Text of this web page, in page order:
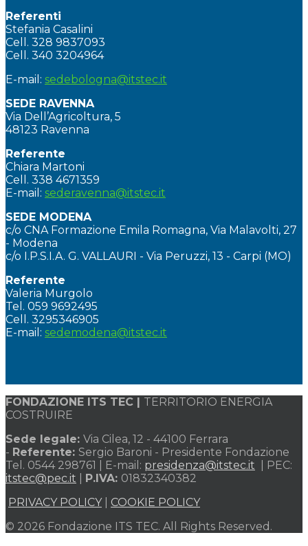
Referenti
Stefania Casalini
Cell. 328 9837093
Cell. 340 3204964
E-mail: sedebologna@itstec.it
SEDE RAVENNA
Via Dell’Agricoltura, 5
48123 Ravenna
Referente
Chiara Martoni
Cell. 338 4671359
E-mail: sederavenna@itstec.it
SEDE MODENA
c/o CNA Formazione Emila Romagna, Via Malavolti, 27
- Modena
c/o I.P.S.I.A. G. VALLAURI - Via Peruzzi, 13 - Carpi (MO)
Referente
Valeria Murgolo
Tel. 059 9692495
Cell. 3295346905
E-mail: sedemodena@itstec.it
FONDAZIONE ITS TEC | TERRITORIO ENERGIA
COSTRUIRE
Sede legale: Via Cilea, 12 - 44100 Ferrara
- Referente: Sergio Baroni - Presidente Fondazione
Tel. 0544 298761 | E-mail: presidenza@itstec.it | PEC:
itstec@pec.it
P.IVA: 01832340382
PRIVACY POLICY| COOKIE POLICY
© 2026 Fondazione ITS TEC. All Rights Reserved.